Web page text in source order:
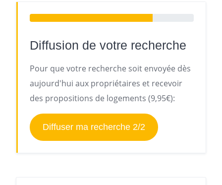
Diffusion de votre recherche
Pour que votre recherche soit envoyée dès
aujourd'hui aux propriétaires et recevoir
des propositions de logements (9,95€):
Diffuser ma recherche 2/2